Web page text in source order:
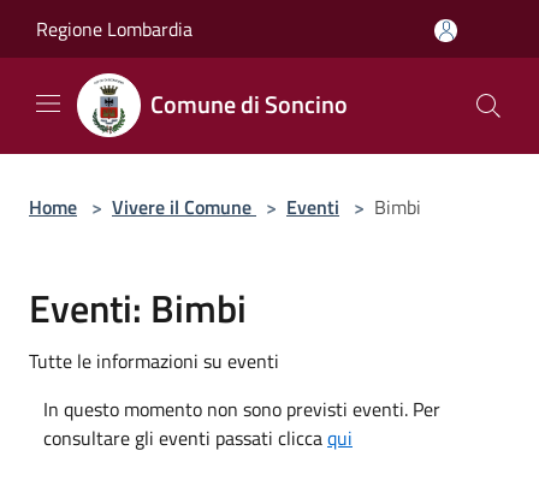
Regione Lombardia
Comune di Soncino
Home > Vivere il Comune > Eventi > Bimbi
Eventi: Bimbi
Tutte le informazioni su eventi
In questo momento non sono previsti eventi. Per
consultare gli eventi passati cliccaqui